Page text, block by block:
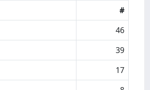
#
46
39
17